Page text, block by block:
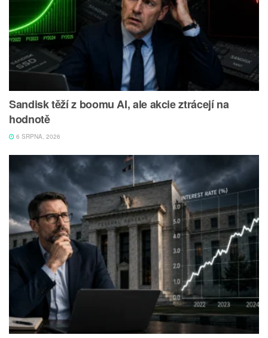
Sandisk těží z boomu AI, ale akcie ztrácejí na
hodnotě
6 SRPNA, 2026